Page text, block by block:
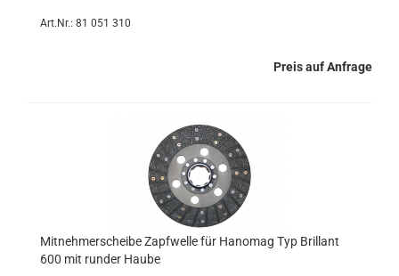
Art.Nr.: 81 051 310
Preis auf Anfrage
Mitnehmerscheibe Zapfwelle für Hanomag Typ Brillant
600 mit runder Haube